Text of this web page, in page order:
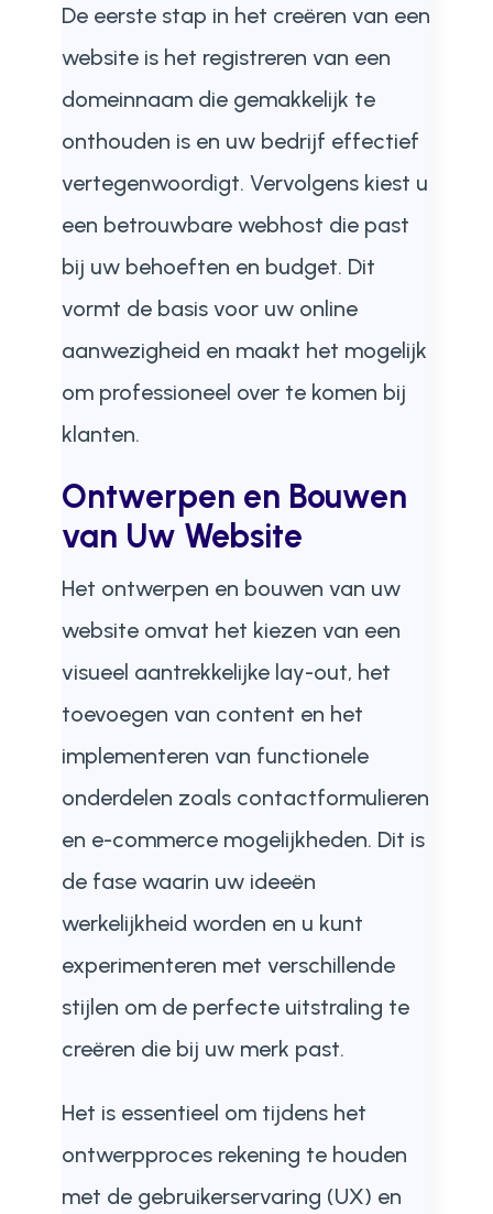
De eerste stap in het creëren van een
website is het registreren van een
domeinnaam die gemakkelijk te
onthouden is en uw bedrijf effectief
vertegenwoordigt. Vervolgens kiest u
een betrouwbare webhost die past
bij uw behoeften en budget. Dit
vormt de basis voor uw online
aanwezigheid en maakt het mogelijk
om professioneel over te komen bij
klanten.
Ontwerpen en Bouwen
van Uw Website
Het ontwerpen en bouwen van uw
website omvat het kiezen van een
visueel aantrekkelijke lay-out, het
toevoegen van content en het
implementeren van functionele
onderdelen zoals contactformulieren
en e-commerce mogelijkheden. Dit is
de fase waarin uw ideeën
werkelijkheid worden en u kunt
experimenteren met verschillende
stijlen om de perfecte uitstraling te
creëren die bij uw merk past.
Het is essentieel om tijdens het
ontwerpproces rekening te houden
met de gebruikerservaring (UX) en